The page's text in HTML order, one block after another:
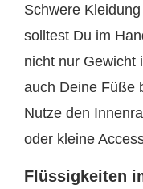
Schwere
solltest Du im
nicht nur Gewicht
auch Deine Füße
Nutze den
oder kleine
Flüssigkeiten